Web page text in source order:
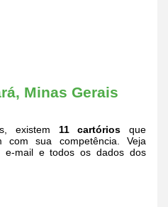
Minas Gerais
existem 11 cartórios que
com sua competência. Veja
e-mail e todos os dados dos